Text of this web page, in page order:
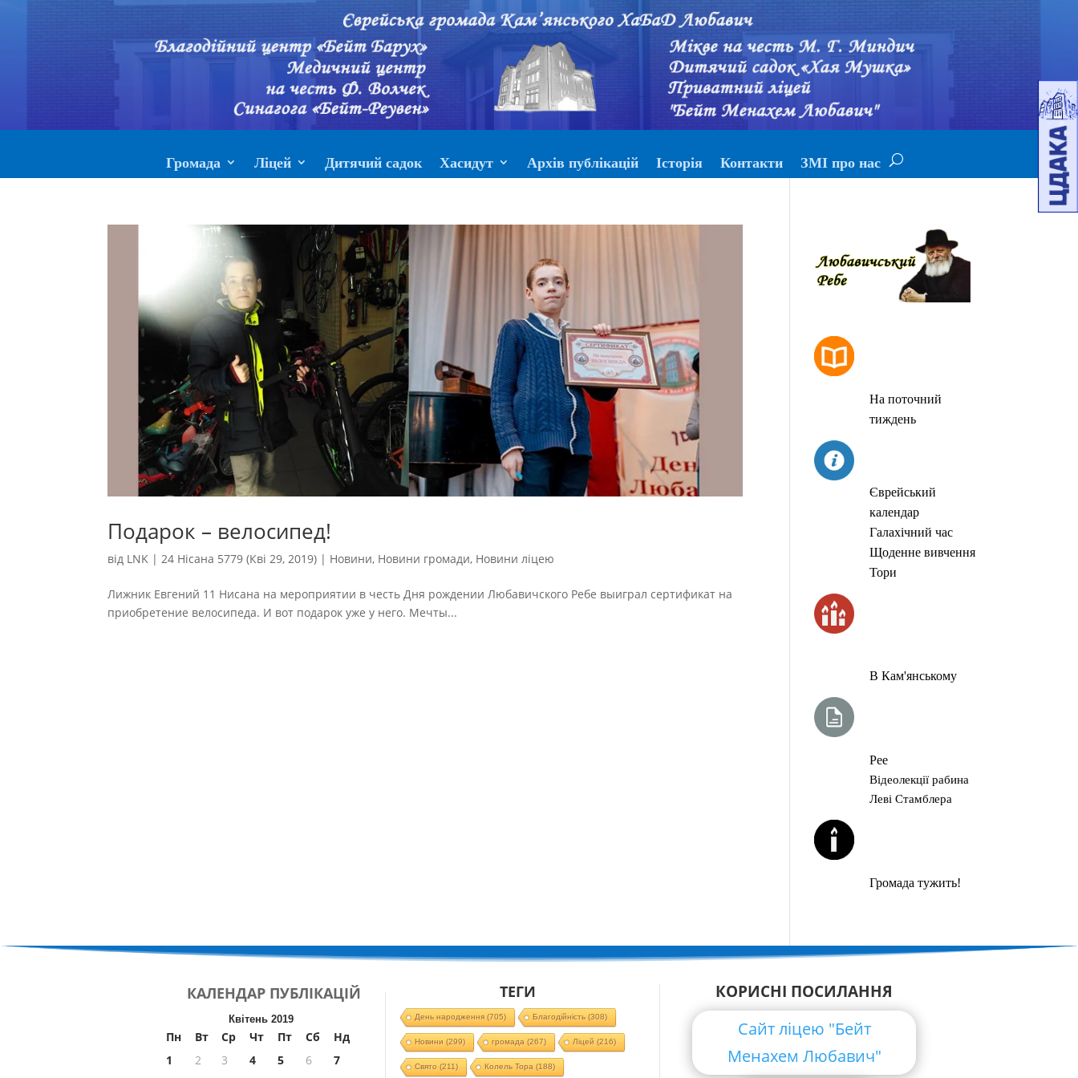
Громада Ліцей Дитячий садок Хасидут Архів публікацій Історія Контакти ЗМІ про нас
Подарок – велосипед!
від LNK |24 Нісана 5779 (Кві 29, 2019) | Новини, Новини громади, Новини ліцею
Лижник Евгений 11 Нисана на мероприятии в честь Дня рождении Любавичского Ребе выиграл сертификат на
приобретение велосипеда. И вот подарок уже у него. Мечты...
На поточний
тиждень
Єврейський
календар
Галахічний час
Щоденне вивчення
Тори
В Кам'янському
Рее
Відеолекції рабина
Леві Стамблера
Громада тужить!
КАЛЕНДАР ПУБЛІКАЦІЙ
Квітень 2019
Пн Вт Ср Чт Пт Сб
Нд
1
2 3 4 5 6
7
ТЕГИ
День народження(705) Благодійність (308)
Новини (299) громада (267) Ліцей (216)
Свято (211) Колель Тора (188)
КОРИСНІ ПОСИЛАННЯ
Сайт ліцею "Бейт
Менахем Любавич"